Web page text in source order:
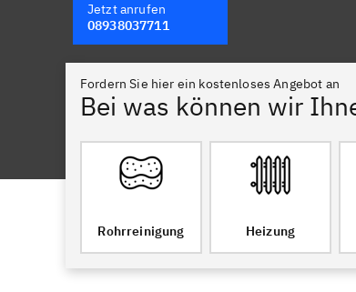
Jetzt anrufen
08938037711
Fordern Sie hier ein kostenloses Angebot an
Bei was können wir
Rohrreinigung Heizung